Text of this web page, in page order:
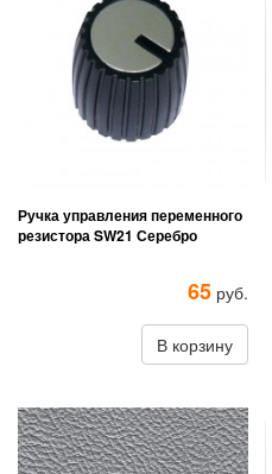
Ручка управления переменного
резистора SW21 Серебро
65 руб.
В корзину